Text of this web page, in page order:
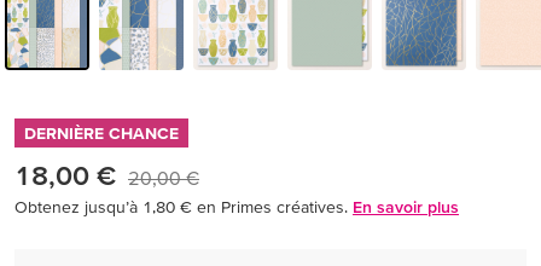
DERNIÈRE CHANCE
18,00 € 20,00 €
Obtenez jusqu’à 1,80 € en Primes créatives. En savoir plus